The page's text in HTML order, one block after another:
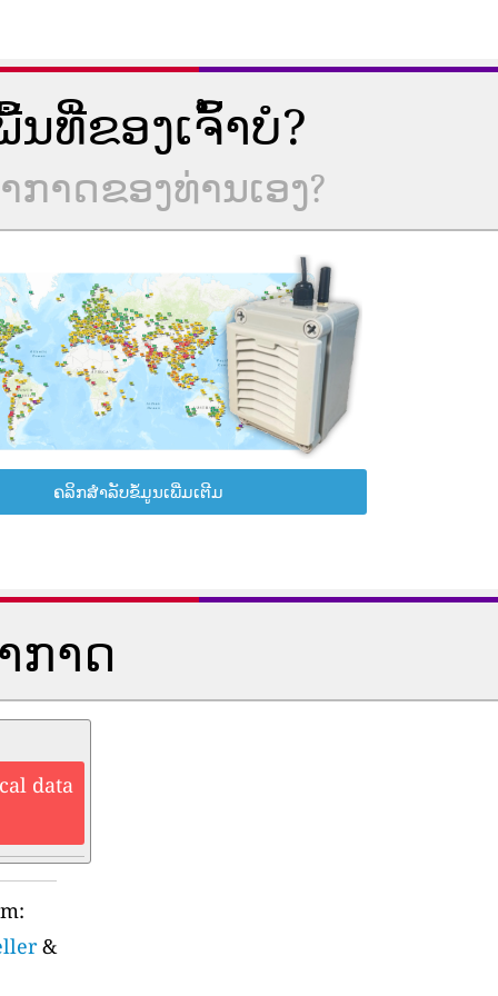
ທີ່ຂອງເຈົ້າບໍ?
າດຂອງທ່ານເອງ?
ຄລິກສຳລັບຂໍ້ມູນເພີ່ມເຕີມ
ກາດ
data
&